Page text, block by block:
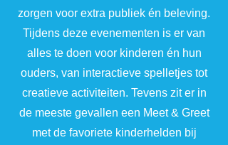
zorgen voor extra publiek én beleving.
Tijdens deze evenementen is er van
alles te doen voor kinderen én hun
ouders, van interactieve spelletjes tot
creatieve activiteiten. Tevens zit er in
de meeste gevallen een Meet & Greet
met de favoriete kinderhelden bij